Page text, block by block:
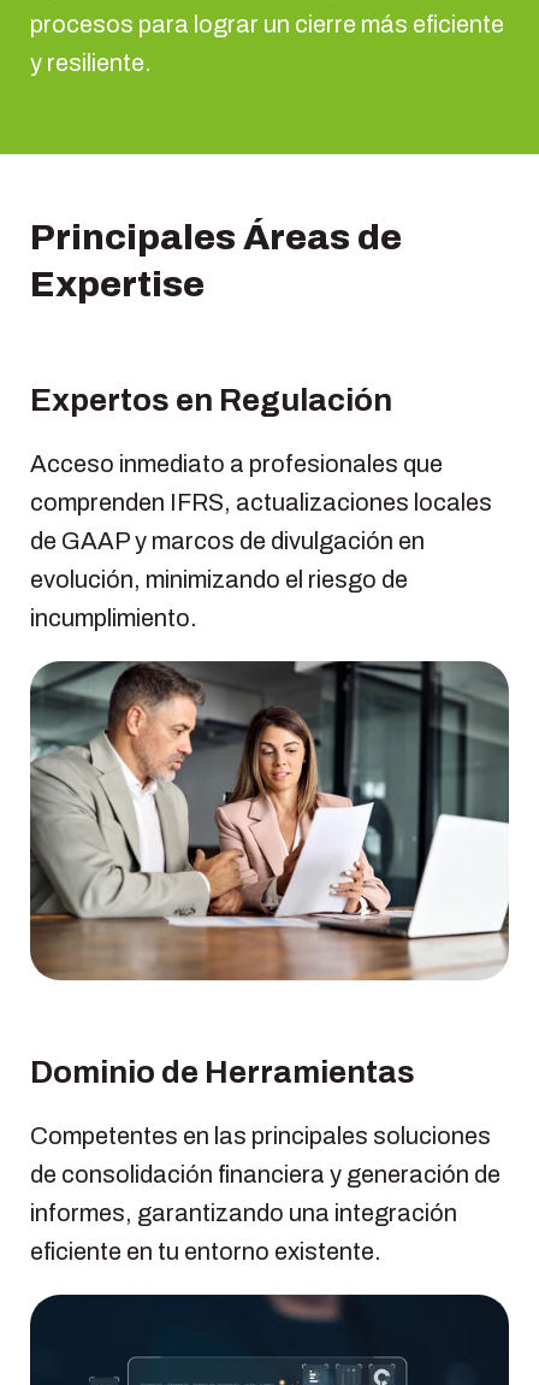
procesos para lograr un cierre más eficiente
y resiliente.
Principales Áreas de
Expertise
Expertos en Regulación
Acceso inmediato a profesionales que
comprenden IFRS, actualizaciones locales
de GAAP y marcos de divulgación en
evolución, minimizando el riesgo de
incumplimiento.
Dominio de Herramientas
Competentes en las principales soluciones
de consolidación financiera y generación de
informes, garantizando una integración
eficiente en tu entorno existente.